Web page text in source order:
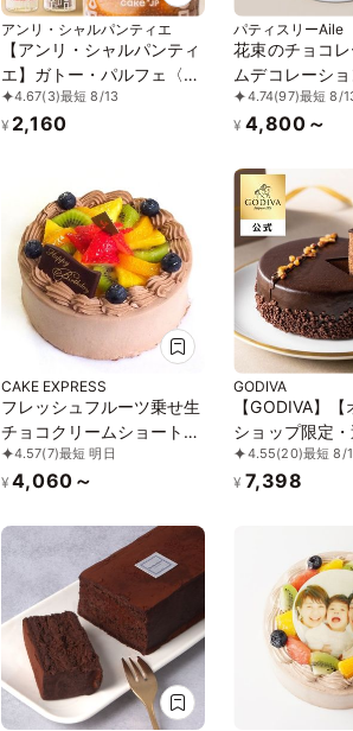
アンリ・シャルパンティエ
【アンリ・シャルパンティ
エ】ガトー・パルフェ〈シ
ョートケーキ×ザッハトル
テ〉
4.67(3)最短 8/13
¥ 2,160
パティスリーAile
花束のチョコ
ムデコレーシ
12cm
4.74(97)最短 8/
¥ 4,800～
CAKE EXPRESS
フレッシュフルーツ乗せ生
チョコクリームショートケ
ーキ 4号 12cm choco-4
4.57(7)最短 明日
¥ 4,060～
GODIVA
【GODIVA】
ショップ限定
トー トリュフ
4.55(20)最短 8/
¥ 7,398